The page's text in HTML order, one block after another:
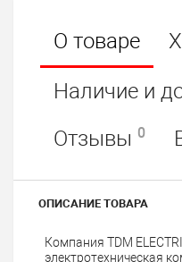
О товаре
Наличие и
Отзывы 0
ОПИСАНИЕ ТОВАРА
Компания TDM
электротехническая